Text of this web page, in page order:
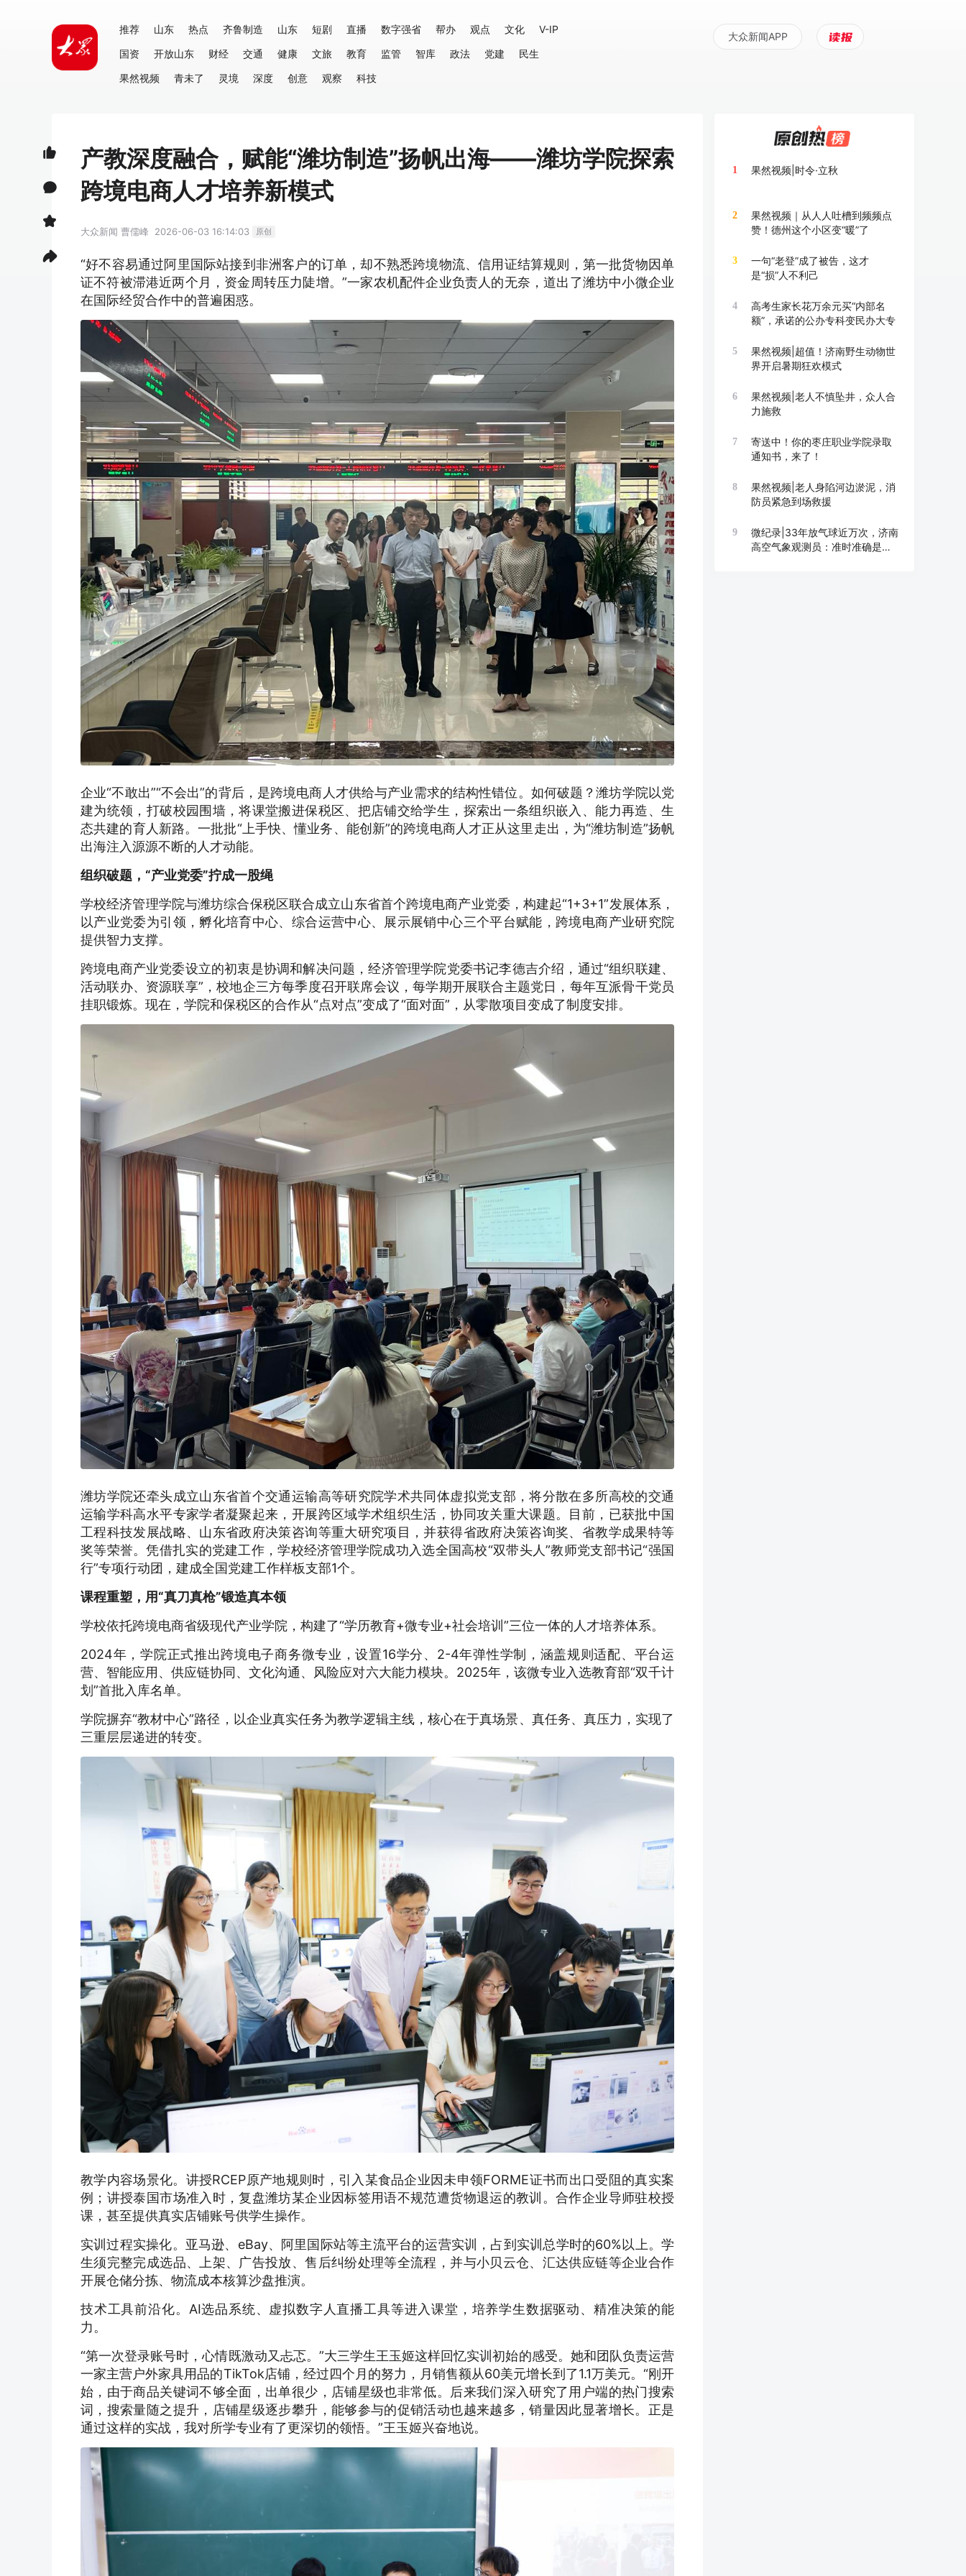
推荐 山东 热点 齐鲁制造 山东 短剧 直播 数字强省 帮办 观点 文化
V-IP
国资
开放山东 财经 交通 健康 文旅 教育 监管 智库 政法 党建
民生
果然视频
青未了 灵境 深度 创意 观察 科技
大众新闻APP
产教深度融合，赋能“潍坊制造”扬帆出海——潍坊学院探索
跨境电商人才培养新模式
大众新闻 曹儒峰 2026-06-03 16:14:03 原创
“好不容易通过阿里国际站接到非洲客户的订单，却不熟悉跨境物流、信用证结算规则，第一批货物因单
证不符被滞港近两个月，资金周转压力陡增。”一家农机配件企业负责人的无奈，道出了潍坊中小微企业
在国际经贸合作中的普遍困惑。
企业“不敢出”“不会出”的背后，是跨境电商人才供给与产业需求的结构性错位。如何破题？潍坊学院以党
建为统领，打破校园围墙，将课堂搬进保税区、把店铺交给学生，探索出一条组织嵌入、能力再造、生
态共建的育人新路。一批批“上手快、懂业务、能创新”的跨境电商人才正从这里走出，为“潍坊制造”扬帆
出海注入源源不断的人才动能。
组织破题，“产业党委”拧成一股绳
学校经济管理学院与潍坊综合保税区联合成立山东省首个跨境电商产业党委，构建起“1+3+1”发展体系，
以产业党委为引领，孵化培育中心、综合运营中心、展示展销中心三个平台赋能，跨境电商产业研究院
提供智力支撑。
跨境电商产业党委设立的初衷是协调和解决问题，经济管理学院党委书记李德吉介绍，通过“组织联建、
活动联办、资源联享”，校地企三方每季度召开联席会议，每学期开展联合主题党日，每年互派骨干党员
挂职锻炼。现在，学院和保税区的合作从“点对点”变成了“面对面”，从零散项目变成了制度安排。
潍坊学院还牵头成立山东省首个交通运输高等研究院学术共同体虚拟党支部，将分散在多所高校的交通
运输学科高水平专家学者凝聚起来，开展跨区域学术组织生活，协同攻关重大课题。目前，已获批中国
工程科技发展战略、山东省政府决策咨询等重大研究项目，并获得省政府决策咨询奖、省教学成果特等
奖等荣誉。凭借扎实的党建工作，学校经济管理学院成功入选全国高校“双带头人”教师党支部书记“强国
行”专项行动团，建成全国党建工作样板支部1个。
课程重塑，用“真刀真枪”锻造真本领
学校依托跨境电商省级现代产业学院，构建了“学历教育+微专业+社会培训”三位一体的人才培养体系。
2024年，学院正式推出跨境电子商务微专业，设置16学分、2-4年弹性学制，涵盖规则适配、平台运
营、智能应用、供应链协同、文化沟通、风险应对六大能力模块。2025年，该微专业入选教育部“双千计
划”首批入库名单。
学院摒弃“教材中心”路径，以企业真实任务为教学逻辑主线，核心在于真场景、真任务、真压力，实现了
三重层层递进的转变。
教学内容场景化。讲授RCEP原产地规则时，引入某食品企业因未申领FORME证书而出口受阻的真实案
例；讲授泰国市场准入时，复盘潍坊某企业因标签用语不规范遭货物退运的教训。合作企业导师驻校授
课，甚至提供真实店铺账号供学生操作。
实训过程实操化。亚马逊、eBay、阿里国际站等主流平台的运营实训，占到实训总学时的60%以上。学
生须完整完成选品、上架、广告投放、售后纠纷处理等全流程，并与小贝云仓、汇达供应链等企业合作
开展仓储分拣、物流成本核算沙盘推演。
技术工具前沿化。AI选品系统、虚拟数字人直播工具等进入课堂，培养学生数据驱动、精准决策的能
力。
“第一次登录账号时，心情既激动又忐忑。”大三学生王玉姬这样回忆实训初始的感受。她和团队负责运营
一家主营户外家具用品的TikTok店铺，经过四个月的努力，月销售额从60美元增长到了1.1万美元。“刚开
始，由于商品关键词不够全面，出单很少，店铺星级也非常低。后来我们深入研究了用户端的热门搜索
词，搜索量随之提升，店铺星级逐步攀升，能够参与的促销活动也越来越多，销量因此显著增长。正是
通过这样的实战，我对所学专业有了更深切的领悟。”王玉姬兴奋地说。
1 果然视频|时令·立秋
2
果然视频｜从人人吐槽到频频点
赞！德州这个小区变“暖”了
3
一句“老登”成了被告，这才
是“损”人不利己
4
高考生家长花万余元买“内部名
额”，承诺的公办专科变民办大专
5
果然视频|超值！济南野生动物世
界开启暑期狂欢模式
6
果然视频|老人不慎坠井，众人合
力施救
7
寄送中！你的枣庄职业学院录取
通知书，来了！
8
果然视频|老人身陷河边淤泥，消
防员紧急到场救援
9
微纪录|33年放气球近万次，济南
高空气象观测员：准时准确是底